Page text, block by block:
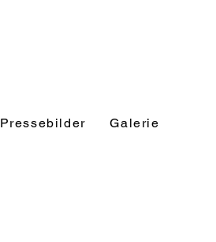
Pressebilder Galerie